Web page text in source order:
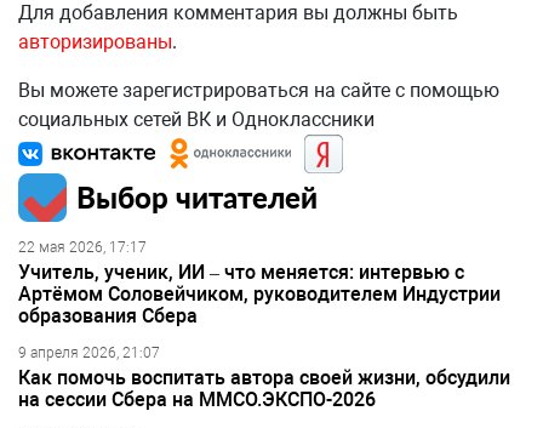
Для добавления комментария вы должны быть
авторизированы.
Вы можете зарегистрироваться на сайте с помощью
социальных сетей ВК и Одноклассники
Выбор читателей
22 мая 2026, 17:17
Учитель, ученик, ИИ – что меняется: интервью с
Артёмом Соловейчиком, руководителем Индустрии
образования Сбера
9 апреля 2026, 21:07
Как помочь воспитать автора своей жизни, обсудили
на сессии Сбера на ММСО.ЭКСПО-2026